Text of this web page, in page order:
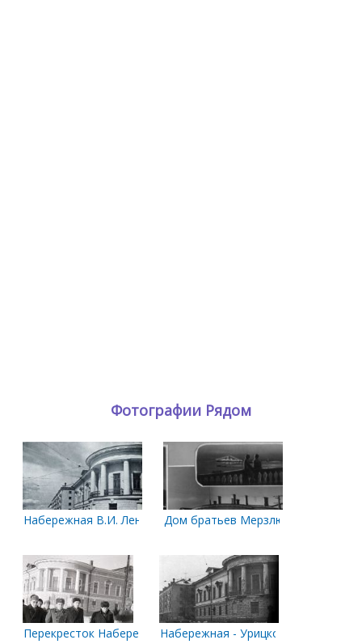
Фотографии Рядом
Набережная В.И. Ленина Дом братьев Мерзлютиных
Перекресток Набережной и Урицкого. Начало 1960-х годов
Набережная - Урицкого